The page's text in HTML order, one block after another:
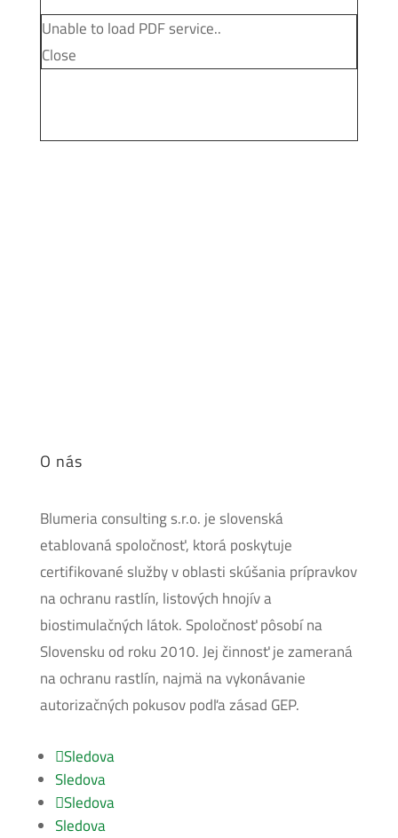
Unable to load PDF service..
Close
O nás
Blumeria consulting s.r.o. je slovenská
etablovaná spoločnosť, ktorá poskytuje
certifikované služby v oblasti skúšania prípravkov
na ochranu rastlín, listových hnojív a
biostimulačných látok. Spoločnosť pôsobí na
Slovensku od roku 2010. Jej činnosť je zameraná
na ochranu rastlín, najmä na vykonávanie
autorizačných pokusov podľa zásad GEP.
Sledova
Sledova
Sledova
Sledova